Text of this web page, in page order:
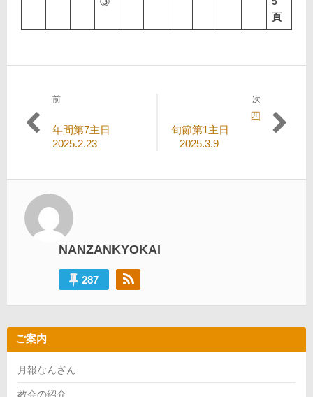
頁
稿
ゲ
ー
シ
前
去
の
年間第7主日
2025.2.23
次
の
四
旬節第1主日
2025.3.9
NANZANKYOKAI
287
ご案内
月報なんざん
教会の紹介